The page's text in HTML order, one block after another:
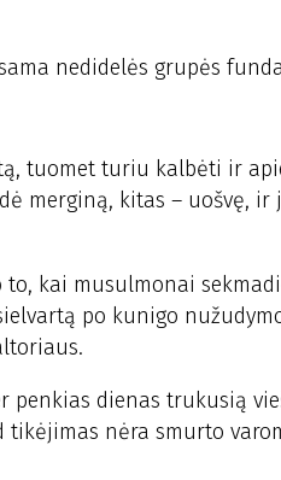
nedidelės grupės
tuomet turiu kalbėti ir
merginą, kitas – uošvę, ir
kai musulmonai
po kunigo
penkias dienas trukusią
tikėjimas nėra smurto